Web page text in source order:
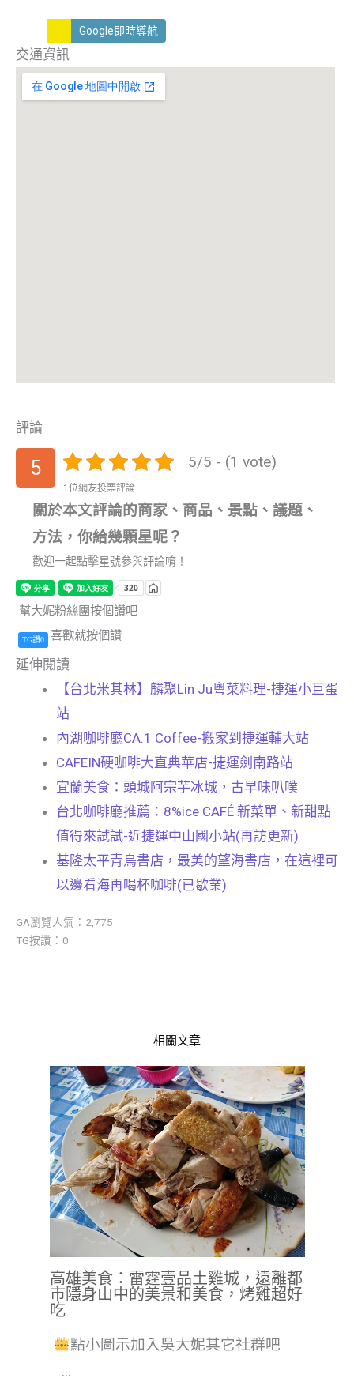
Google即時導航
交通資訊
評論
5 5/5 - (1 vote)
1位網友投票評論
關於本文評論的商家、商品、景點、議題、
方法，你給幾顆星呢？
歡迎一起點擊星號參與評論唷！
幫大妮粉絲團按個讚吧
TG讚0 喜歡就按個讚
延伸閱讀
【台北米其林】麟聚Lin Ju粵菜料理-捷運小巨蛋
站
內湖咖啡廳CA.1 Coffee-搬家到捷運輔大站
CAFEIN硬咖啡大直典華店-捷運劍南路站
宜蘭美食：頭城阿宗芋冰城，古早味叭噗
台北咖啡廳推薦：8%ice CAFÉ 新菜單、新甜點
值得來試試-近捷運中山國小站(再訪更新)
基隆太平青鳥書店，最美的望海書店，在這裡可
以邊看海再喝杯咖啡(已歇業)
GA瀏覽人氣：2,775
TG按讚：0
相關文章
高雄美食：雷霆壹品土雞城，遠離都
市隱身山中的美景和美食，烤雞超好
吃
點小圖示加入吳大妮其它社群吧
...